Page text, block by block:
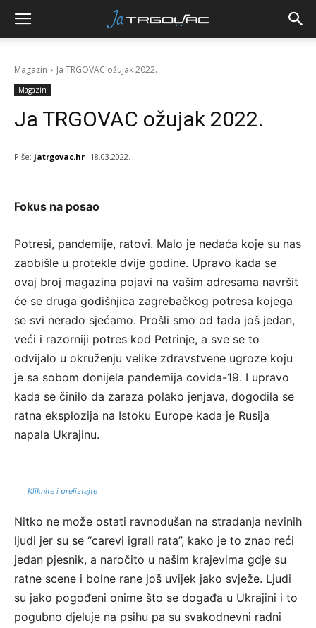
Magazin Ja TRGOVAC ožujak 2022.
Magazin
Ja TRGOVAC ožujak 2022.
Piše: jatrgovac.hr 18.03.2022.
Fokus na posao
Potresi, pandemije, ratovi. Malo je nedaća koje su nas
zaobišle u protekle dvije godine. Upravo kada se
ovaj broj magazina pojavi na vašim adresama navršit
će se druga godišnjica zagrebačkog potresa kojega
se svi nerado sjećamo. Prošli smo od tada još jedan,
veći i razorniji potres kod Petrinje, a sve se to
odvijalo u okruženju velike zdravstvene ugroze koju
je sa sobom donijela pandemija covida-19. I upravo
kada se činilo da zaraza polako jenjava, dogodila se
ratna eksplozija na Istoku Europe kada je Rusija
napala Ukrajinu.
Kliknite i prelistajte
Nitko ne može ostati ravnodušan na stradanja nevinih
ljudi jer su se “carevi igrali rata”, kako je to znao reći
jedan pjesnik, a naročito u našim krajevima gdje su
ratne scene i bolne rane još uvijek jako svježe. Ljudi
su jako pogođeni onime što se događa u Ukrajini i to
pogubno djeluje na psihu pa su svakodnevni radni